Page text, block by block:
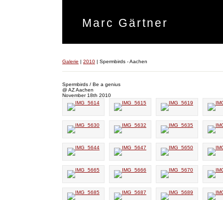
Marc Gärtner
Galerie | 2010 | Spermbirds - Aachen
Spermbirds / Be a genius
@ AZ Aachen
November 18th 2010